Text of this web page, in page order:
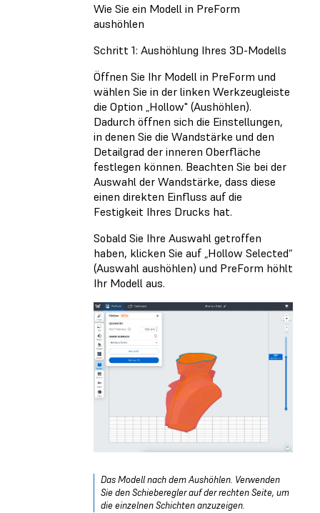
Wie Sie ein Modell in PreForm
aushöhlen
Schritt 1: Aushöhlung Ihres 3D-Modells
Öffnen Sie Ihr Modell in PreForm und
wählen Sie in der linken Werkzeugleiste
die Option „Hollow" (Aushöhlen).
Dadurch öffnen sich die Einstellungen,
in denen Sie die Wandstärke und den
Detailgrad der inneren Oberfläche
festlegen können. Beachten Sie bei der
Auswahl der Wandstärke, dass diese
einen direkten Einfluss auf die
Festigkeit Ihres Drucks hat.
Sobald Sie Ihre Auswahl getroffen
haben, klicken Sie auf „Hollow Selected“
(Auswahl aushöhlen) und PreForm höhlt
Ihr Modell aus.
Das Modell nach dem Aushöhlen. Verwenden
Sie den Schieberegler auf der rechten Seite, um
die einzelnen Schichten anzuzeigen.